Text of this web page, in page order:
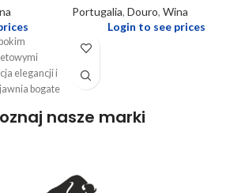
elegancji i
bogate
owoców,
i śliwka,
Portugalia, Douro, Wina
Login to see prices
nasze marki